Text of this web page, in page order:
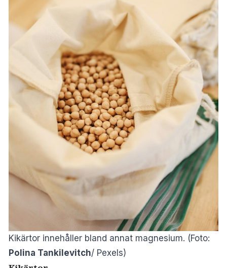
Kikärtor innehåller bland annat magnesium. (Foto:
Polina Tankilevitch/ Pexels)